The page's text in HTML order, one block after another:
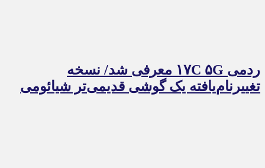
ردمی ۱۷C ۵G معرفی شد/ نسخه
تغییرنام‌یافته یک گوشی قدیمی‌تر شیائومی